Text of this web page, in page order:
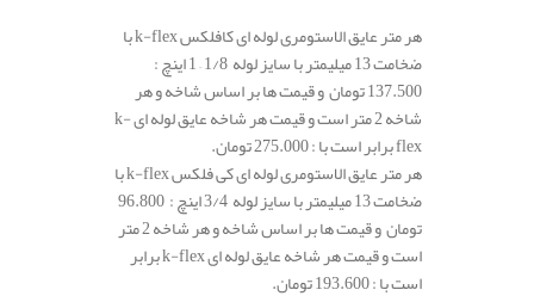
هر متر عایق الاستومری لوله ای کافلکس k-flex با
ضخامت 13 میلیمتر با سایز لوله 1/8 – 1 اینچ :
137.500 تومان و قیمت ها بر اساس شاخه و هر
شاخه 2 متر است و قیمت هر شاخه عایق لوله ای k-
flex برابر است با : 275.000 تومان.
هر متر عایق الاستومری لوله ای کی فلکس k-flex با
ضخامت 13 میلیمتر با سایز لوله 3/4 اینچ : 96.800
تومان و قیمت ها بر اساس شاخه و هر شاخه 2 متر
است و قیمت هر شاخه عایق لوله ای k-flex برابر
است با : 193.600 تومان.